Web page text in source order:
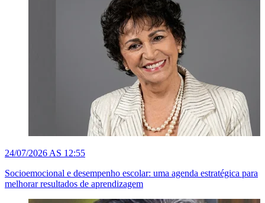
24/07/2026 AS 12:55
Socioemocional e desempenho escolar: uma agenda estratégica para
melhorar resultados de aprendizagem